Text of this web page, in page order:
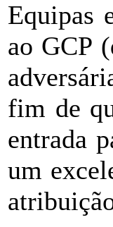
Equipas
ao GCP
fim de
entrada
um